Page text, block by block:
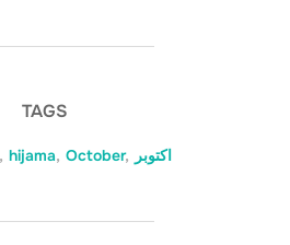
TAGS
, hijama, October, اکتوبر